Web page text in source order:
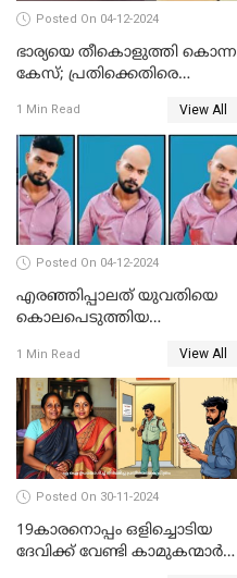
Posted On 04-12-2024
ഭാര്യയെ തീകൊളുത്തി കൊന്ന
കേസ്; പ്രതിക്കെതിരെ
വധശ്രമ കുറ്റവും ചുമത്തി
1 Min Read View All
Posted On 04-12-2024
എരഞ്ഞിപ്പാലത് യുവതിയെ
കൊലപെടുത്തിയ
കസ്റ്റഡി അപേക്ഷ ഇന്ന്
1 Min Read View All
Posted On 30-11-2024
19കാരനൊപ്പം ഒളിച്ചൊടിയ
ദേവിക്ക് വേണ്ടി കാമുകന്മാർ